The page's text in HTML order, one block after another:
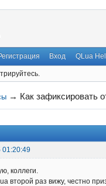
Вход QLua
→ Как зафиксировать
01:20:49
коллеги.
второй раз вижу, честно